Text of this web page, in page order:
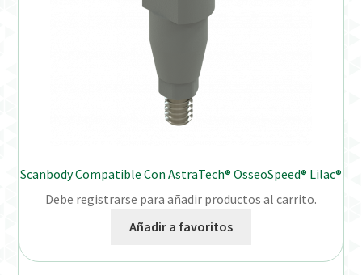
Scanbody Compatible Con AstraTech® OsseoSpeed® Lilac®
Debe registrarse para añadir productos al carrito.
Añadir a favoritos